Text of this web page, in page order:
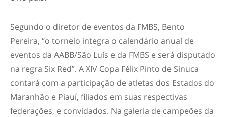
Segundo o diretor de eventos da FMBS, Bento
Pereira, “o torneio integra o calendário anual de
eventos da AABB/São Luís e da FMBS e será disputado
na regra Six Red”. A XIV Copa Félix Pinto de Sinuca
contará com a participação de atletas dos Estados do
Maranhão e Piauí, filiados em suas respectivas
federações, e convidados. Na galeria de campeões da